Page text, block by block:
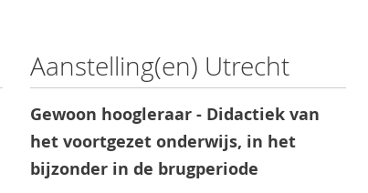
Aanstelling(en) Utrecht
Gewoon hoogleraar - Didactiek van
het voortgezet onderwijs, in het
bijzonder in de brugperiode